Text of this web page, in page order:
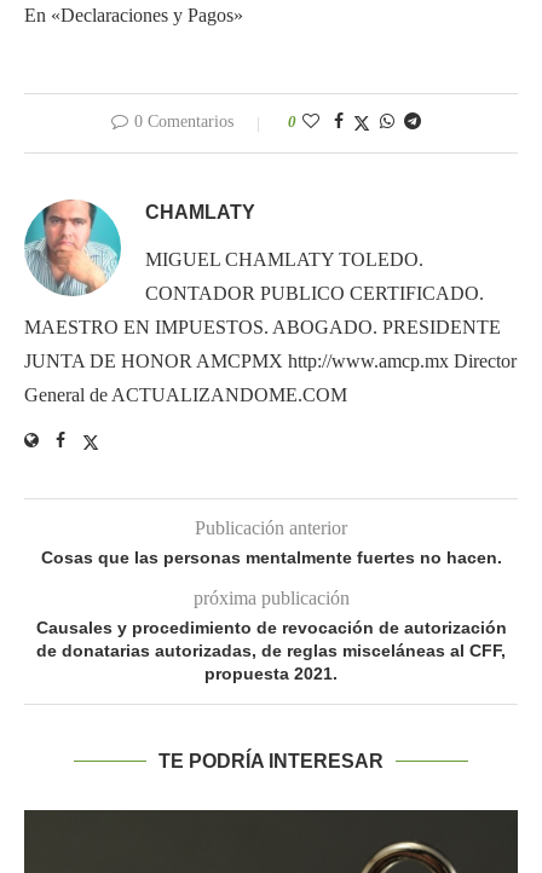
En «Declaraciones y Pagos»
0 Comentarios 0
CHAMLATY
MIGUEL CHAMLATY TOLEDO.
CONTADOR PUBLICO CERTIFICADO.
MAESTRO EN IMPUESTOS. ABOGADO. PRESIDENTE
JUNTA DE HONOR AMCPMX http://www.amcp.mx Director
General de ACTUALIZANDOME.COM
Publicación anterior
Cosas que las personas mentalmente fuertes no hacen.
próxima publicación
Causales y procedimiento de revocación de autorización
de donatarias autorizadas, de reglas misceláneas al CFF,
propuesta 2021.
TE PODRÍA INTERESAR